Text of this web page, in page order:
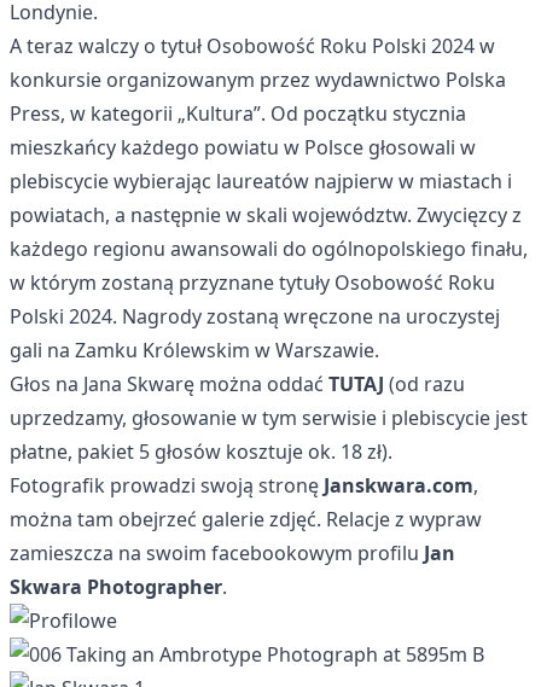
Londynie.
A teraz walczy o tytuł Osobowość Roku Polski 2024 w
konkursie organizowanym przez wydawnictwo Polska
Press, w kategorii „Kultura”. Od początku stycznia
mieszkańcy każdego powiatu w Polsce głosowali w
plebiscycie wybierając laureatów najpierw w miastach i
powiatach, a następnie w skali województw. Zwycięzcy z
każdego regionu awansowali do ogólnopolskiego finału,
w którym zostaną przyznane tytuły Osobowość Roku
Polski 2024. Nagrody zostaną wręczone na uroczystej
gali na Zamku Królewskim w Warszawie.
Głos na Jana Skwarę można oddać TUTAJ (od razu
uprzedzamy, głosowanie w tym serwisie i plebiscycie jest
płatne, pakiet 5 głosów kosztuje ok. 18 zł).
Fotografik prowadzi swoją stronę Janskwara.com,
można tam obejrzeć galerie zdjęć. Relacje z wypraw
zamieszcza na swoim facebookowym profilu Jan
Skwara Photographer.